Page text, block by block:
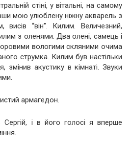
стіні, у вітальні, на самому
мою улюблену ніжну акварель з
висів “він”. Килим. Величезний,
з оленями. Два олені, самець і
вологими скляними очима
струмка. Килим був настільки
акустику в кімнаті. Звуки
армагедон.
і в його голосі я вперше